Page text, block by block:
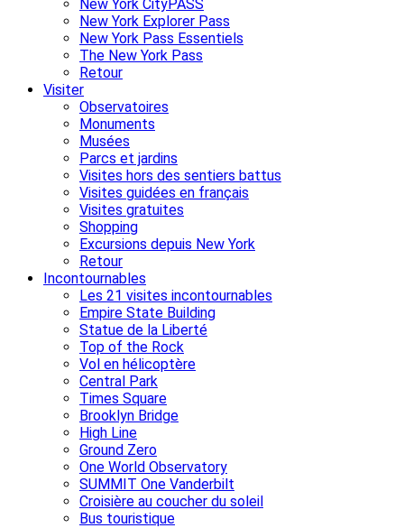
New York CityPASS
New York Explorer Pass
New York Pass Essentiels
The New York Pass
Retour
Visiter
Observatoires
Monuments
Musées
Parcs et jardins
Visites hors des sentiers battus
Visites guidées en français
Visites gratuites
Shopping
Excursions depuis New York
Retour
Incontournables
Les 21 visites incontournables
Empire State Building
Statue de la Liberté
Top of the Rock
Vol en hélicoptère
Central Park
Times Square
Brooklyn Bridge
High Line
Ground Zero
One World Observatory
SUMMIT One Vanderbilt
Croisière au coucher du soleil
Bus touristique